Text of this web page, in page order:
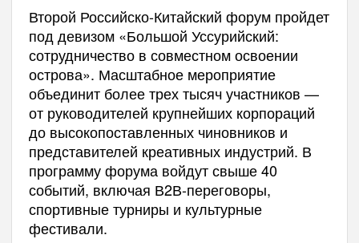
Второй Российско-Китайский форум пройдет
под девизом «Большой Уссурийский:
сотрудничество в совместном освоении
острова». Масштабное мероприятие
объединит более трех тысяч участников —
от руководителей крупнейших корпораций
до высокопоставленных чиновников и
представителей креативных индустрий. В
программу форума войдут свыше 40
событий, включая В2В-переговоры,
спортивные турниры и культурные
фестивали.